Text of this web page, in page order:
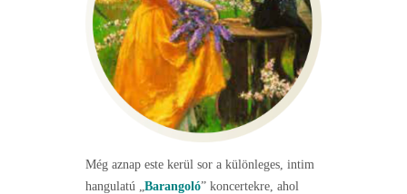
Még aznap este kerül sor a különleges, intim
hangulatú „ Barangoló” koncertekre, ahol